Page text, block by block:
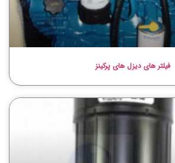
فیلتر های دیزل های پرکینز